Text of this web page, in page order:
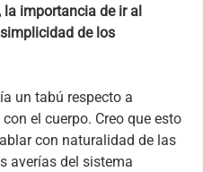
la importancia de ir al
de los
un tabú respecto a
el cuerpo. Creo que esto
con naturalidad de las
averías del sistema